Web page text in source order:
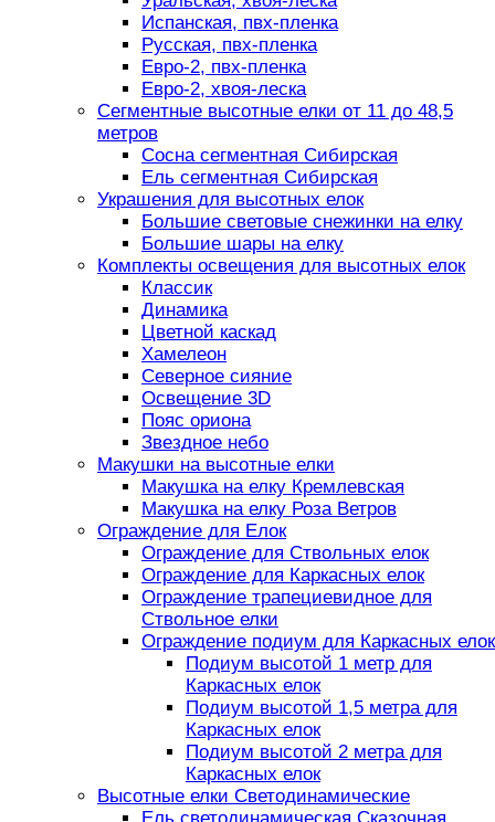
Испанская, пвх-пленка
Русская, пвх-пленка
Евро-2, пвх-пленка
Евро-2, хвоя-леска
Сегментные высотные елки от 11 до 48,5
метров
Сосна сегментная Сибирская
Ель сегментная Сибирская
Украшения для высотных елок
Большие световые снежинки на елку
Большие шары на елку
Комплекты освещения для высотных елок
Классик
Динамика
Цветной каскад
Хамелеон
Северное сияние
Освещение 3D
Пояс ориона
Звездное небо
Макушки на высотные елки
Макушка на елку Кремлевская
Макушка на елку Роза Ветров
Ограждение для Елок
Ограждение для Ствольных елок
Ограждение для Каркасных елок
Ограждение трапециевидное для
Ствольное елки
Ограждение подиум для Каркасных елок
Подиум высотой 1 метр для
Каркасных елок
Подиум высотой 1,5 метра для
Каркасных елок
Подиум высотой 2 метра для
Каркасных елок
Высотные елки Светодинамические